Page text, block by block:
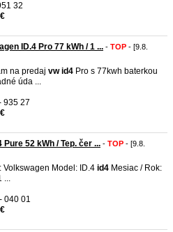
32
ID.4 Pro 77 kWh / 1 ... - TOP - [9.8.
na predaj vw id4 Pro s 77kwh baterkou
úda ...
935 27
Pure 52 kWh / Tep. čer ... - TOP - [9.8.
Volkswagen Model: ID.4 id4 Mesiac / Rok:
...
040 01